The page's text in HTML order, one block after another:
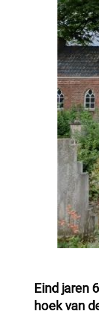
Eind jaren
hoek van